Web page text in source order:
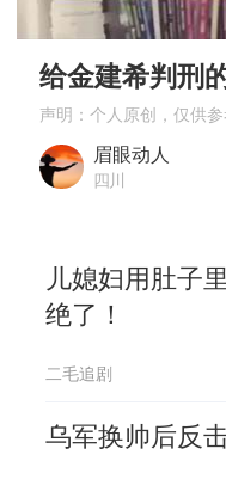
Play
00:00
给金建希判刑
声明：个人原创，仅供
眉眼动人
四川
儿媳妇用肚子
绝了！
二毛追剧
乌军换帅后反